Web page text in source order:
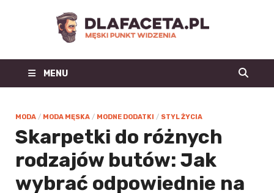
|
MENU
MODA / MODA MĘSKA / MODNE DODATKI / STYL ŻYCIA
Skarpetki do różnych
rodzajów butów: Jak
wybrać odpowiednie na